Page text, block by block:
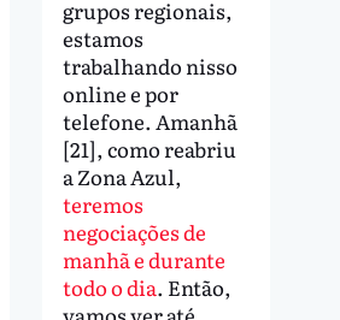
grupos regionais,
estamos
trabalhando nisso
online e por
telefone. Amanhã
[21], como reabriu
a Zona Azul,
teremos
negociações de
manhã e durante
todo o dia. Então,